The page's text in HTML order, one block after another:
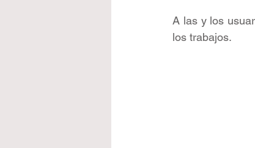
A las y los
los trabajos.